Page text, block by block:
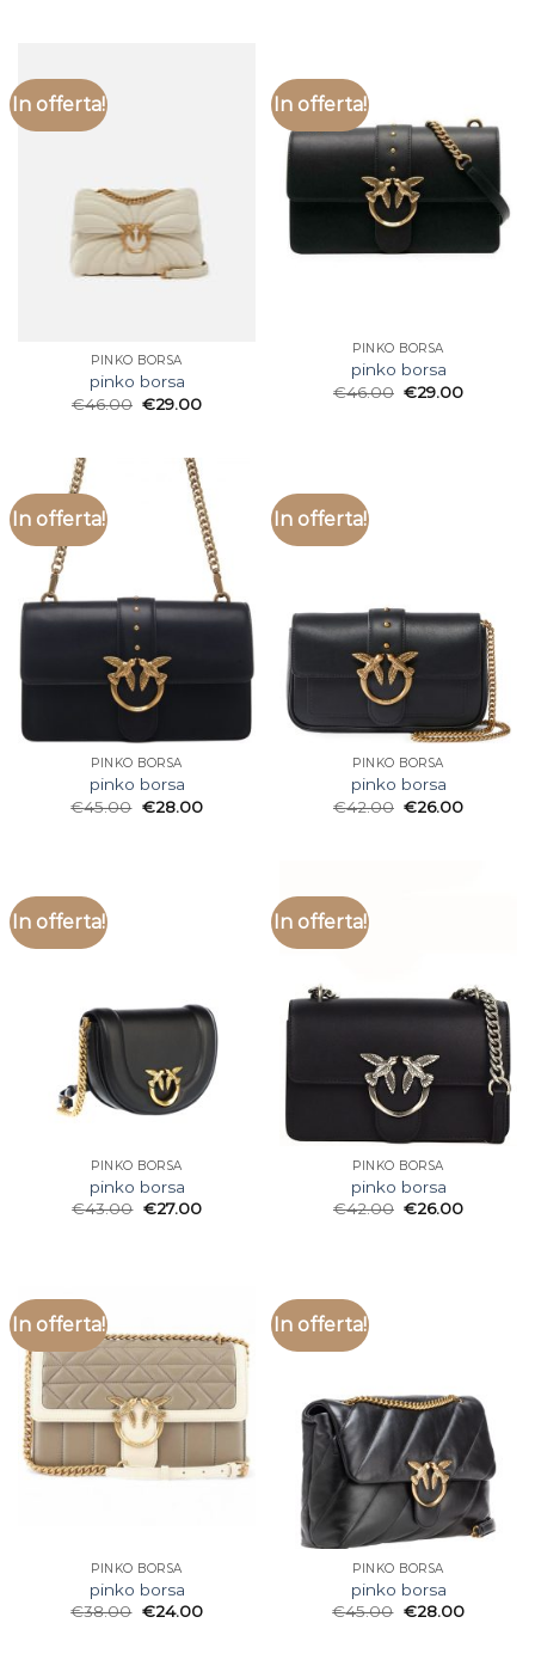
In offerta!
PINKO BORSA
pinko borsa
€46.00 €29.00
In offerta!
PINKO BORSA
pinko borsa
€46.00 €29.00
In offerta!
PINKO BORSA
pinko borsa
€45.00 €28.00
In offerta!
PINKO BORSA
pinko borsa
€42.00 €26.00
In offerta!
PINKO BORSA
pinko borsa
€43.00 €27.00
In offerta!
PINKO BORSA
pinko borsa
€42.00 €26.00
In offerta!
PINKO BORSA
pinko borsa
€38.00 €24.00
In offerta!
PINKO BORSA
pinko borsa
€45.00 €28.00